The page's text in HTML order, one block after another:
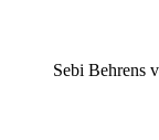
Sebi Behrens